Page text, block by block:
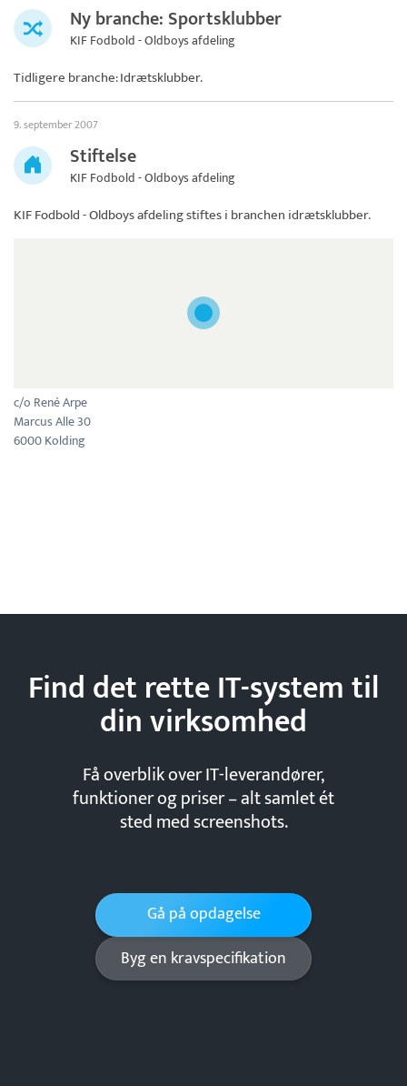
Ny branche: Sportsklubber
KIF Fodbold - Oldboys afdeling
Tidligere branche: Idrætsklubber.
9. september 2007
Stiftelse
KIF Fodbold - Oldboys afdeling
KIF Fodbold - Oldboys afdelingstiftes i branchen idrætsklubber.
c/o René Arpe
Marcus Alle 30
6000 Kolding
Find det rette IT-system til
dinvirksomhed
Få overblik over IT-leverandører,
funktioner og priser – alt samlet ét
sted med screenshots.
Gå på opdagelse
Byg en kravspecifikation